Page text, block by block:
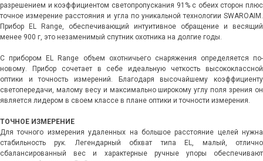
разрешением и коэффициентом светопропускания 91% с обеих сторон плюс
точное измерение расстояния и угла по уникальной технологии SWAROAIM.
Прибор EL Range, обеспечивающий интуитивное обращение и весящий
менее 900 г, это незаменимый спутник охотника на долгие годы.
С прибором EL Range объем охотничьего снаряжения определяется по-
новому. Прибор сочетает в себе идеальную четкость высококлассной
оптики и точность измерений. Благодаря высочайшему коэффициенту
светопередачи, малому весу и максимально широкому углу поля зрения он
является лидером в своем классе в плане оптики и точности измерения.
ТОЧНОЕ ИЗМЕРЕНИЕ
Для точного измерения удаленных на большое расстояние целей нужна
стабильность рук. Легендарный обхват типа EL, малый, отлично
сбалансированный вес и характерные ручные упоры обеспечивают